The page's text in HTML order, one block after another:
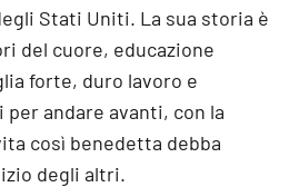
Stati Uniti. La sua storia è
del cuore, educazione
forte, duro lavoro e
andare avanti, con la
così benedetta debba
degli altri.